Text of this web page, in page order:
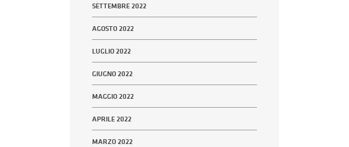
SETTEMBRE 2022
AGOSTO 2022
LUGLIO 2022
GIUGNO 2022
MAGGIO 2022
APRILE 2022
MARZO 2022